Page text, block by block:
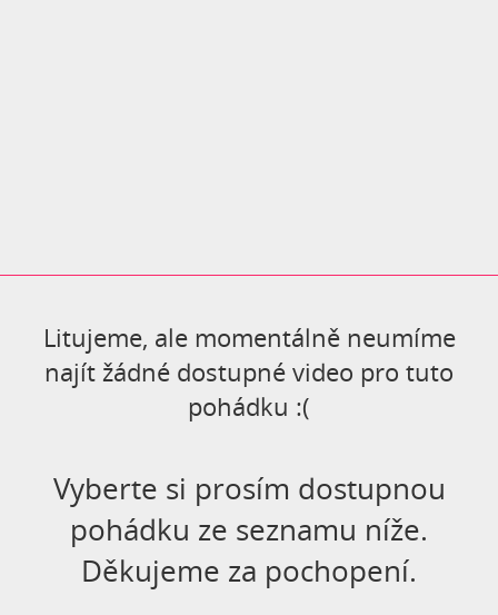
Litujeme, ale momentálně neumíme
najít žádné dostupné video pro tuto
pohádku :(
Vyberte si prosím dostupnou
pohádku ze seznamu níže.
Děkujeme za pochopení.